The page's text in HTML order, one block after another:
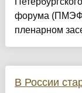
форума
пленарном
В России